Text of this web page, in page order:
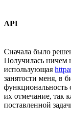
API
Сначала было
Получилась ничем
использующая
занятости меня, в
функциональность
их отмечание, так
поставленной